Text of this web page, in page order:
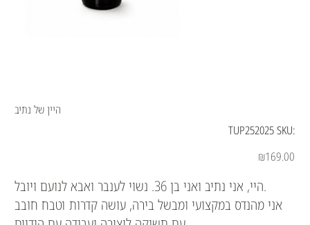
היין של נתיב
SKU:
SKU
TUP252025
TUP252025
Price
₪169.00
היי, אני נתיב ואני בן 36. נשוי לענבר ואבא לנועם ויובל.
אני מהנדס במקצועי ומבשל בירה, עושה קדרות וטבח חובב